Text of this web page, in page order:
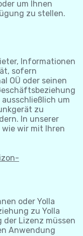
um Ihnen
zu stellen.
Informationen
sofern
OÜ oder seinen
um
zu
In unserer
wir mit Ihren
oder Yolla
zu Yolla
Lizenz müssen
Anwendung